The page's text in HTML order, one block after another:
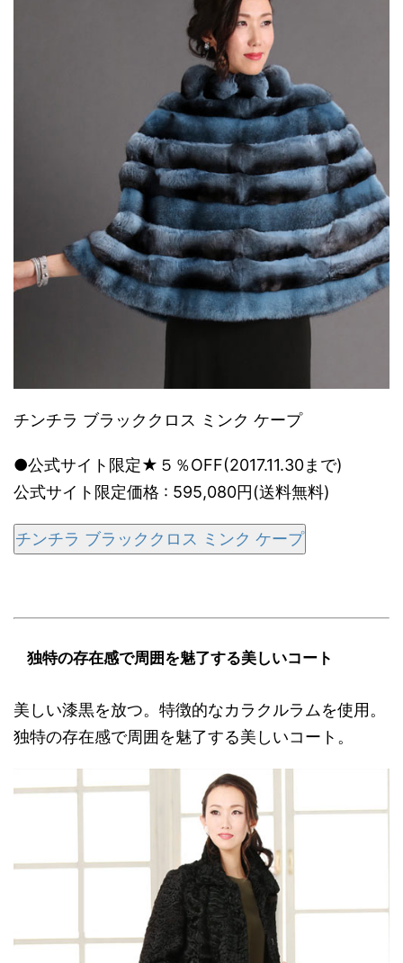
チンチラ ブラッククロス ミンク ケープ
●公式サイト限定★５％OFF(2017.11.30まで)
公式サイト限定価格 : 595,080円(送料無料)
チンチラ ブラッククロス ミンク ケープ
独特の存在感で周囲を魅了する美しいコート
美しい漆黒を放つ。特徴的なカラクルラムを使用。
独特の存在感で周囲を魅了する美しいコート。